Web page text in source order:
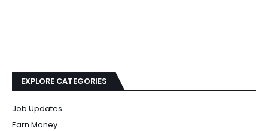
EXPLORE CATEGORIES
Job Updates
Earn Money